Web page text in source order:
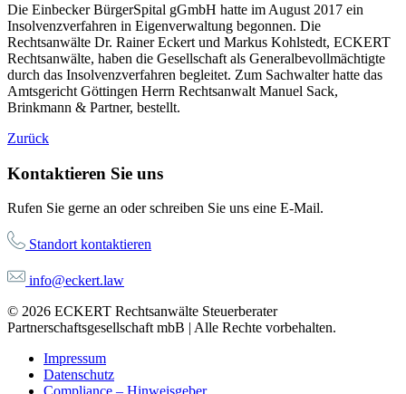
Die Einbecker BürgerSpital gGmbH hatte im August 2017 ein
Insolvenzverfahren in Eigenverwaltung begonnen. Die
Rechtsanwälte Dr. Rainer Eckert und Markus Kohlstedt, ECKERT
Rechtsanwälte, haben die Gesellschaft als Generalbevollmächtigte
durch das Insolvenzverfahren begleitet. Zum Sachwalter hatte das
Amtsgericht Göttingen Herrn Rechtsanwalt Manuel Sack,
Brinkmann & Partner, bestellt.
Zurück
Kontaktieren Sie uns
Rufen Sie gerne an oder schreiben Sie uns eine E-Mail.
Standort kontaktieren
info@eckert.law
© 2026 ECKERT Rechtsanwälte Steuerberater
Partnerschaftsgesellschaft mbB | Alle Rechte vorbehalten.
Impressum
Datenschutz